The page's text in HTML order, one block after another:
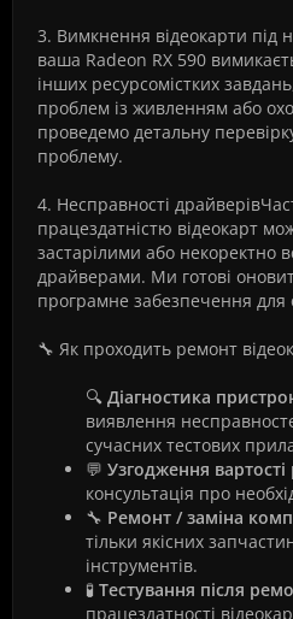
3. Вимкнення відеокарти
ваша Radeon RX 590
інших ресурсомістких
проблем із живленням або
проведемо детальну
проблему.
4. Несправності
працездатністю відеокарт
застарілими або некоректно
драйверами. Ми готові
програмне забезпечення для
🔧 Як проходить ремонт
🔍 Діагностика
виявлення
сучасних тестових
💬 Узгодження
консультація про
🔧 Ремонт / заміна
тільки якісних
інструментів.
🧪 Тестування після
працездатності